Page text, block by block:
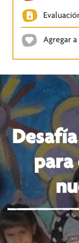
Agregar
para